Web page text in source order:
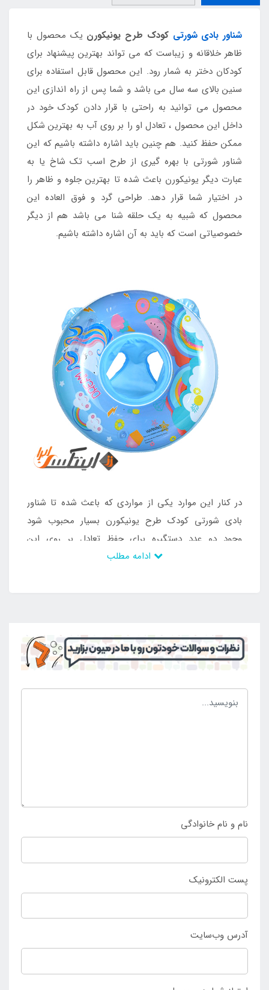
شناور بادی شورتی کودک طرح یونیکورن یک محصول با
ظاهر خلاقانه و زیباست که می تواند بهترین پیشنهاد برای
کودکان دختر به شمار رود. این محصول قابل استفاده برای
سنین بالای سه سال می باشد و شما پس از راه اندازی این
محصول می توانید به راحتی با قرار دادن کودک خود در
داخل این محصول ، تعادل او را بر روی آب به بهترین شکل
ممکن حفظ کنید. هم چنین باید اشاره داشته باشیم که این
شناور شورتی با بهره گیری از طرح اسب تک شاخ یا به
عبارت دیگر یونیکورن باعث شده تا بهترین جلوه و ظاهر را
در اختیار شما قرار دهد. طراحی گرد و فوق العاده این
محصول که شبیه به یک حلقه شنا می باشد هم از دیگر
خصوصیاتی است که باید به آن اشاره داشته باشیم.
در کنار این موارد یکی از مواردی که باعث شده تا شناور
بادی شورتی کودک طرح یونیکورن بسیار محبوب شود
وجود دو عدد دستگیره برای حفظ تعادل بر روی این
محصول می باشد که سبب شده تا کودک شما بتواند با در
محصول را باد کرده و از آن بهره مند شوید. در واقع این
محصول دارای یک عدد دریچه باد می باشد که با در اختیار
محصول برای شما فراهم است. قیمت مناسب ، کیفیت
نام و نام خانوادگی
پست الکترونیک
آدرس وب‌سایت